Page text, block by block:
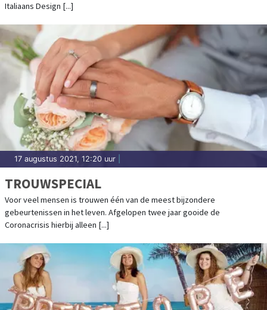
Italiaans Design [...]
17 augustus 2021, 12:20 uur
TROUWSPECIAL
Voor veel mensen is trouwen één van de meest bijzondere
gebeurtenissen in het leven. Afgelopen twee jaar gooide de
Coronacrisis hierbij alleen [...]